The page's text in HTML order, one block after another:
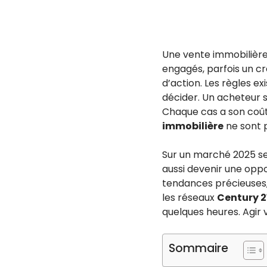
Une vente
engagés, parfois un
d’action. Les règles
décider. Un acheteur
Chaque cas a son
immobilière ne sont
Sur un marché 2025
aussi devenir une
tendances
les réseaux Century
quelques heures. Agir
Sommaire